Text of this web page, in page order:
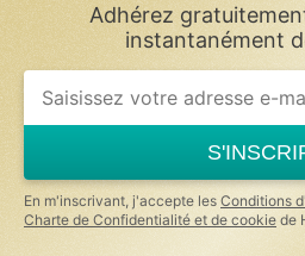
Adhérez
instantanément
If
you
ignore
this
field
En m'inscrivant, j'accepte les Conditions
Charte de Confidentialité et de cookie de